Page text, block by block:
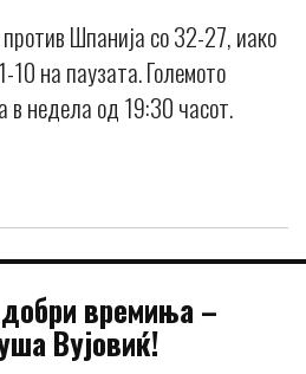
Шпанија со 32-27, иако
10 на паузата. Големото
в недела од 19:30 часот.
времиња –
Вујовиќ!